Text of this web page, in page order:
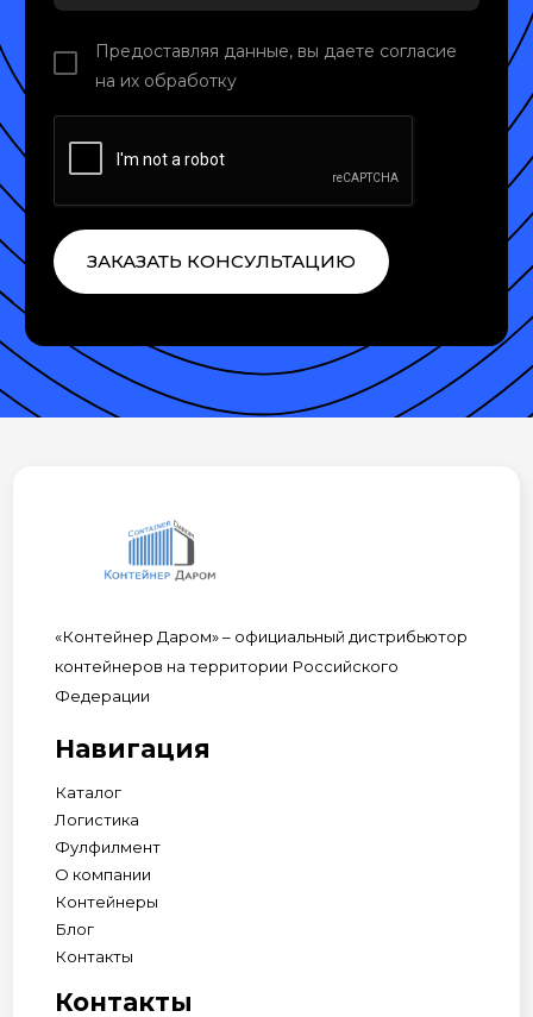
Предоставляя данные, вы даете согласие
на их обработку
ЗАКАЗАТЬ КОНСУЛЬТАЦИЮ
«Контейнер Даром» – официальный дистрибьютор
контейнеров на территории Российского
Федерации
Навигация
Каталог
Логистика
Фулфилмент
О компании
Контейнеры
Блог
Контакты
Контакты